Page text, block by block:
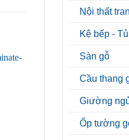
Nội thất
Kệ bếp -
Sàn gỗ
Cầu thang
Giường
Ốp tường